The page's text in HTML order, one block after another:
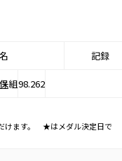
記録
組98.262
けます。 ★はメダル決定日で